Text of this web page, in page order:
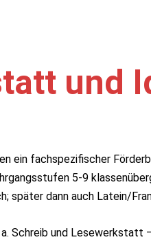
und
ein fachspezifischer
5-9
später dann auch Latein/
Schreib und Lesewerkstatt